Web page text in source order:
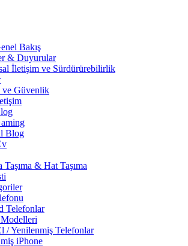
Bakış
& Duyurular
İletişim ve Sürdürürebilirlik
Güvenlik
Blog
Taşıma & Hat Taşıma
Telefonlar
/ Yenilenmiş Telefonlar
iPhone